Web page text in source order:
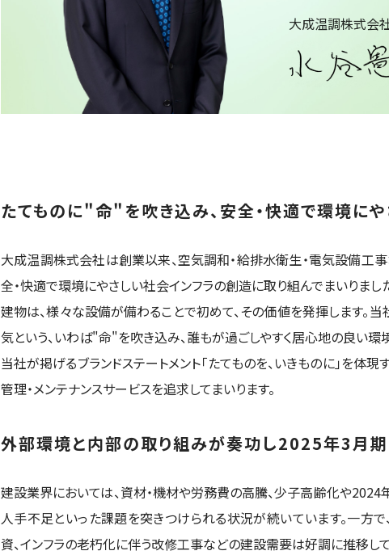
大成温調株式会
たてものに"命"を吹き込み、安全・快適で環境に
大成温調株式会社は創業以来、空気調和・給排水衛生・電気設備工
全・快適で環境にやさしい社会インフラの創造に取り組んでまいりまし
建物は、様々な設備が備わることで初めて、その価値を発揮します。
気という、いわば"命"を吹き込み、誰もが過ごしやすく居心地の良い環
当社が掲げるブランドステートメント「たてものを、いきものに」を体
管理・メンテナンスサービスを追求してまいります。
外部環境と内部の取り組みが奏功し2025年3月
建設業界においては、資材・機材や労務費の高騰、少子高齢化や
人手不足といった課題を突きつけられる状況が続いています。一方
資、インフラの老朽化に伴う改修工事などの建設需要は好調に推移して